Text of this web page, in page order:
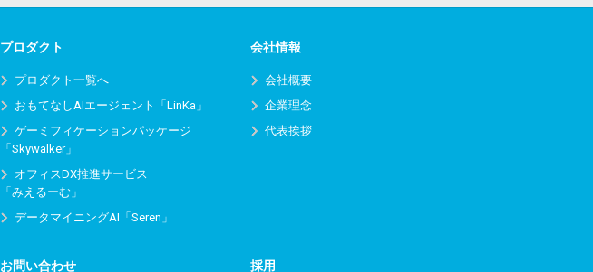
プロダクト
プロダクト一覧へ
おもてなしAIエージェント「LinKa」
ゲーミフィケーションパッケージ
「Skywalker」
オフィスDX推進サービス
「みえるーむ」
データマイニングAI「Seren」
会社情報
会社概要
企業理念
代表挨拶
お問い合わせ 採用